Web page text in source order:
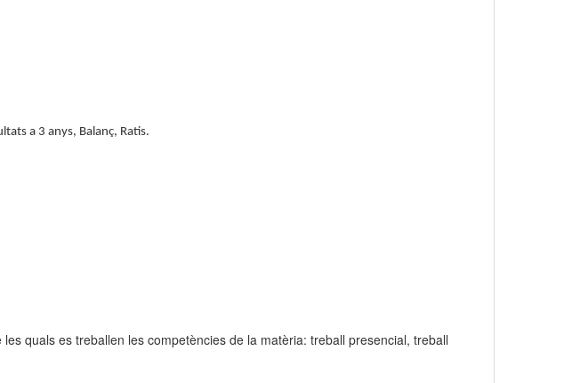
a 3 anys, Balanç, Ratis.
quals es treballen les competències de la matèria: treball presencial, treball